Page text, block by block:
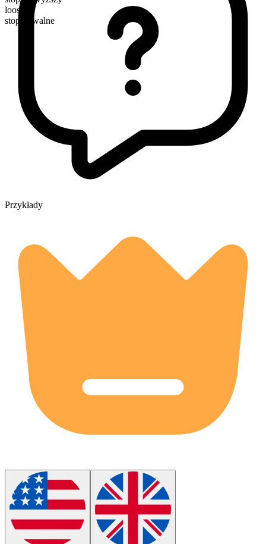
looser
stopniowalne
Przykłady